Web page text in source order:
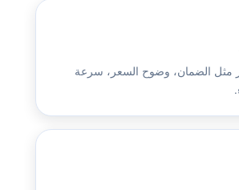
مثل الضمان، وضوح السعر، سرعة